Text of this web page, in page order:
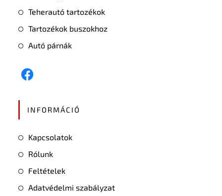
Teherautó tartozékok
Tartozékok buszokhoz
Autó párnák
INFORMÁCIÓ
Kapcsolatok
Rólunk
Feltételek
Adatvédelmi szabályzat